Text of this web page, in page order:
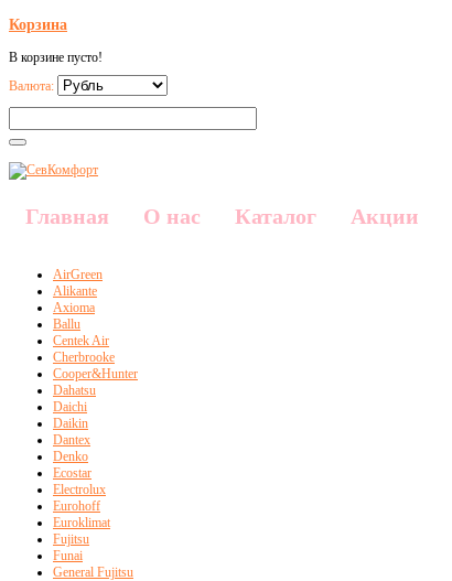
Корзина
В корзине пусто!
Валюта:
Главная О нас Каталог Акции
AirGreen
Alikante
Axioma
Ballu
Centek Air
Cherbrooke
Cooper&Hunter
Dahatsu
Daichi
Daikin
Dantex
Denko
Ecostar
Electrolux
Eurohoff
Euroklimat
Fujitsu
Funai
General Fujitsu